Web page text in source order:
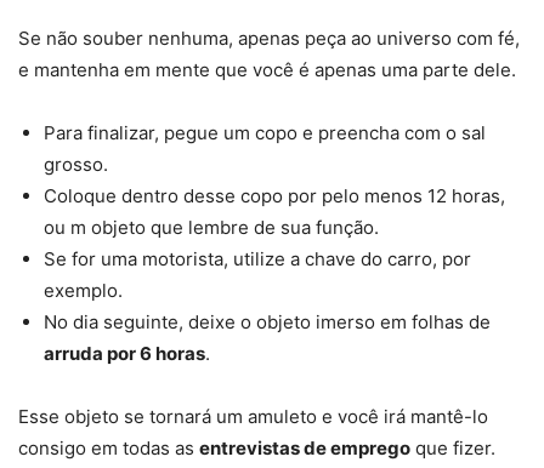
Se não souber nenhuma, apenas peça ao universo com fé,
e mantenha em mente que você é apenas uma parte dele.
Para finalizar, pegue um copo e preencha com o sal
grosso.
Coloque dentro desse copo por pelo menos 12 horas,
ou m objeto que lembre de sua função.
Se for uma motorista, utilize a chave do carro, por
exemplo.
No dia seguinte, deixe o objeto imerso em folhas de
arruda por 6 horas.
Esse objeto se tornará um amuleto e você irá mantê-lo
consigo em todas as entrevistas de emprego que fizer.